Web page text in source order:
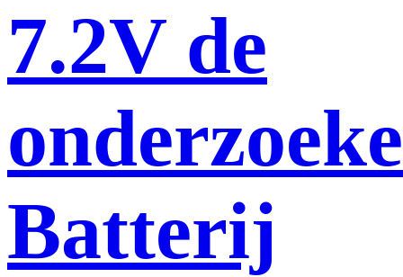
7.2V de
Batterij